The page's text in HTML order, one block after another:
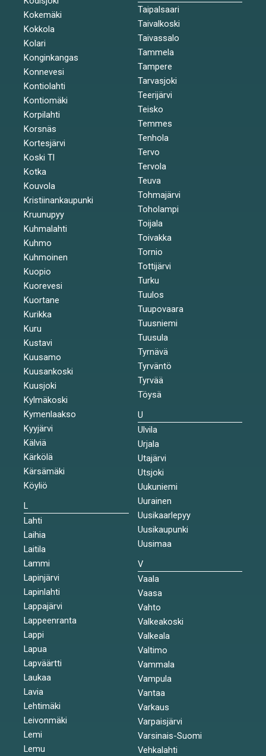
Kokemäki
Kokkola
Kolari
Konginkangas
Konnevesi
Kontiolahti
Kontiomäki
Korpilahti
Korsnäs
Kortesjärvi
Koski Tl
Kotka
Kouvola
Kristiinankaupunki
Kruunupyy
Kuhmalahti
Kuhmo
Kuhmoinen
Kuopio
Kuorevesi
Kuortane
Kurikka
Kuru
Kustavi
Kuusamo
Kuusankoski
Kuusjoki
Kylmäkoski
Kymenlaakso
Kyyjärvi
Kälviä
Kärkölä
Kärsämäki
Köyliö
L
Lahti
Laihia
Laitila
Lammi
Lapinjärvi
Lapinlahti
Lappajärvi
Lappeenranta
Lappi
Lapua
Lapväärtti
Laukaa
Lavia
Lehtimäki
Leivonmäki
Lemi
Lemu
Taipalsaari
Taivalkoski
Taivassalo
Tammela
Tampere
Tarvasjoki
Teerijärvi
Teisko
Temmes
Tenhola
Tervo
Tervola
Teuva
Tohmajärvi
Toholampi
Toijala
Toivakka
Tornio
Tottijärvi
Turku
Tuulos
Tuupovaara
Tuusniemi
Tuusula
Tyrnävä
Tyrväntö
Tyrvää
Töysä
U
Ulvila
Urjala
Utajärvi
Utsjoki
Uukuniemi
Uurainen
Uusikaarlepyy
Uusikaupunki
Uusimaa
V
Vaala
Vaasa
Vahto
Valkeakoski
Valkeala
Valtimo
Vammala
Vampula
Vantaa
Varkaus
Varpaisjärvi
Varsinais-Suomi
Vehkalahti